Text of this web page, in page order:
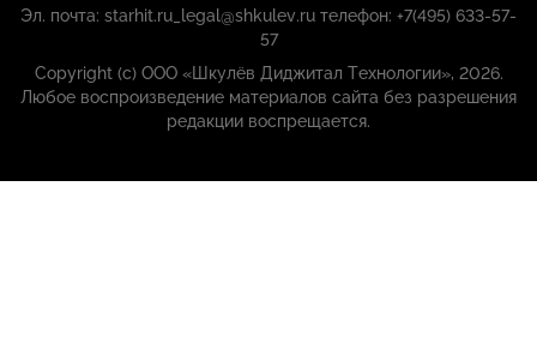
Эл. почта: starhit.ru_legal@shkulev.ru телефон: +7(495) 633-57-
57
Copyright (с) ООО «Шкулёв Диджитал Технологии», 2026.
Любое воспроизведение материалов сайта без разрешения
редакции воспрещается.